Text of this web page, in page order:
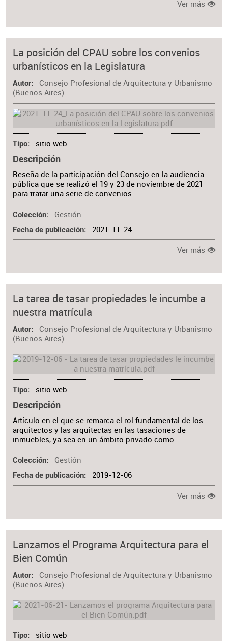
Ver más
La posición del CPAU sobre los convenios
urbanísticos en la Legislatura
Autor
Consejo Profesional de Arquitectura y Urbanismo
(Buenos Aires)
Tipo sitio web
Descripción
Reseña de la participación del Consejo en la audiencia
pública que se realizó el 19 y 23 de noviembre de 2021
para tratar una serie de convenios…
Colección Gestión
Fecha de publicación 2021-11-24
Ver más
La tarea de tasar propiedades le incumbe a
nuestra matrícula
Autor
Consejo Profesional de Arquitectura y Urbanismo
(Buenos Aires)
Tipo sitio web
Descripción
Artículo en el que se remarca el rol fundamental de los
arquitectos y las arquitectas en las tasaciones de
inmuebles, ya sea en un ámbito privado como…
Colección Gestión
Fecha de publicación 2019-12-06
Ver más
Lanzamos el Programa Arquitectura para el
Bien Común
Autor
Consejo Profesional de Arquitectura y Urbanismo
(Buenos Aires)
Tipo sitio web